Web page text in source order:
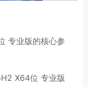
业版的核心参
X64位 专业版